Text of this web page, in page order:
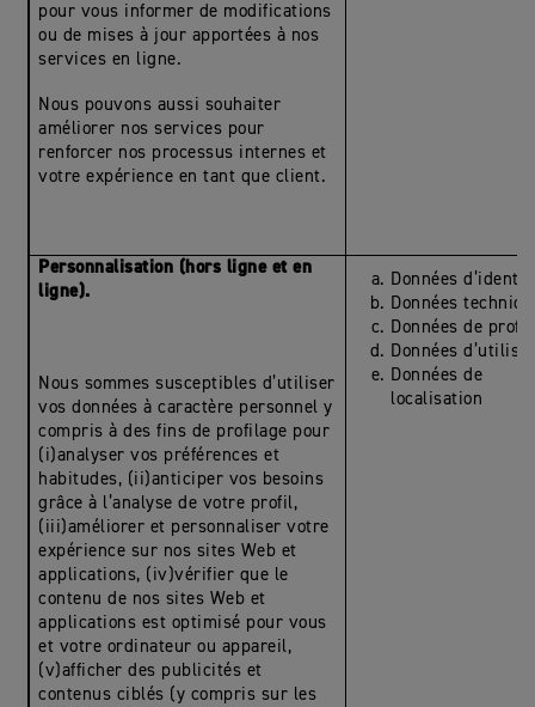
pour vous informer de modifications
ou de mises à jour apportées à nos
services en ligne.
Nous pouvons aussi souhaiter
améliorer nos services pour
renforcer nos processus internes et
votre expérience en tant que client.
Personnalisation (hors ligne et en
ligne).
Nous sommes susceptibles d’utiliser
vos données à caractère personnel y
compris à des fins de profilage pour
(i)analyser vos préférences et
habitudes, (ii)anticiper vos besoins
grâce à l’analyse de votre profil,
(iii)améliorer et personnaliser votre
expérience sur nos sites Web et
applications, (iv)vérifier que le
contenu de nos sites Web et
applications est optimisé pour vous
et votre ordinateur ou appareil,
(v)afficher des publicités et
contenus ciblés (y compris sur les
Données
Données
Données de profil
Données
Données de
localisation